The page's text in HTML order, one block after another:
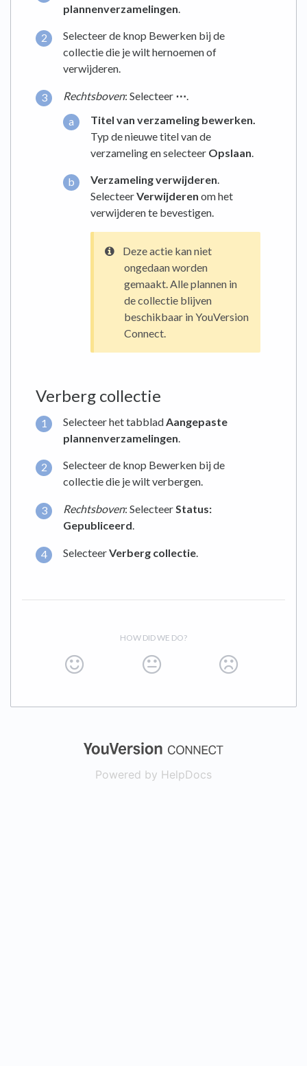
plannenverzamelingen.
Selecteer de knop Bewerken bij de
collectie die je wilt hernoemen of
verwijderen.
Rechtsboven: Selecteer ⋯.
Titel van verzameling bewerken.
Typ de nieuwe titel van de
verzameling en selecteer Opslaan.
Verzameling verwijderen.
SelecteerVerwijderen om het
verwijderen te bevestigen.
Deze actie kan niet
ongedaan worden
gemaakt. Alle plannen in
de collectie blijven
beschikbaar in YouVersion
Connect.
Verberg collectie
Selecteer het tabbladAangepaste
plannenverzamelingen.
Selecteer de knop Bewerken bij de
collectie die je wilt verbergen.
Rechtsboven: SelecteerStatus:
Gepubliceerd.
SelecteerVerberg collectie
HOW DID WE DO?
(opens in a
Powered by HelpDocs